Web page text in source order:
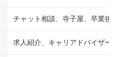
チャット相談、寺子屋、卒業後メ
求人紹介、キャリアドバイザー